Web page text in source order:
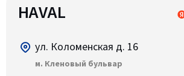
HAVAL
ул. Коломенская д. 16
м. Кленовый бульвар